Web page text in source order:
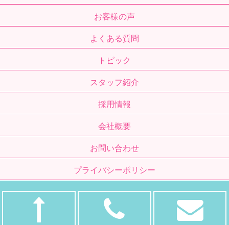
お客様の声
よくある質問
トピック
スタッフ紹介
採用情報
会社概要
お問い合わせ
プライバシーポリシー